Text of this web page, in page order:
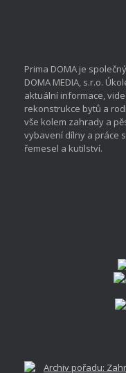
Prima DOMA je
DOMA MEDIA, s.r.o.
aktuální informace,
rekonstrukce bytů a
vše kolem zahrady a
vybavení dílny a práce
řemesel a kutilství.